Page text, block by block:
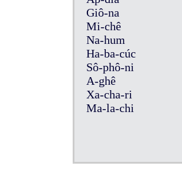
Giô-na
Mi-chê
Na-hum
Ha-ba-cúc
Sô-phô-ni
A-ghê
Xa-cha-ri
Ma-la-chi